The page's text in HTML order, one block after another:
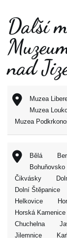
Další
nad
Muzea
Muzea
Muzea
Bělá
Bohuňovsko
Čikvásky
Dolní Štěpanice
Helkovice
Horská Kamenice
Chuchelna
Jilemnice